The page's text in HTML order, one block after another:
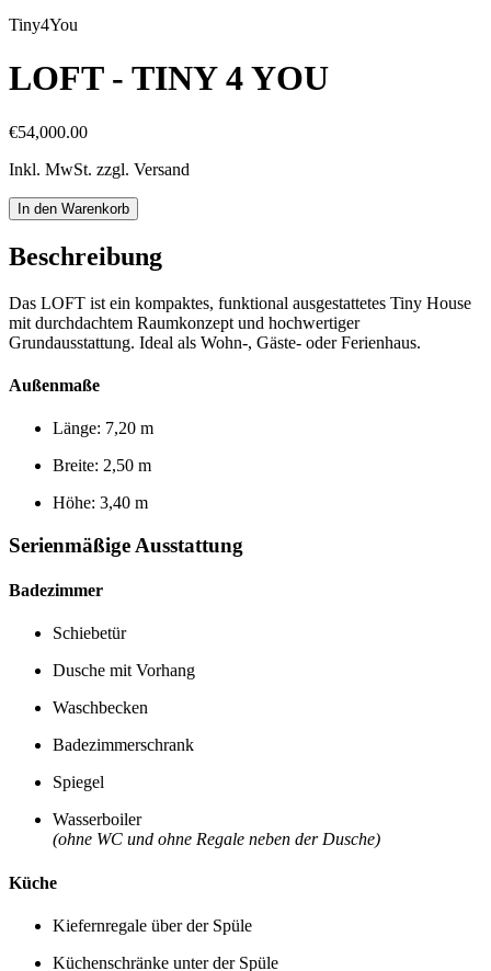
Tiny4You
LOFT - TINY 4 YOU
€54,000.00
Inkl. MwSt. zzgl. Versand
In den Warenkorb
Beschreibung
Das LOFT ist ein kompaktes, funktional ausgestattetes Tiny House
mit durchdachtem Raumkonzept und hochwertiger
Grundausstattung. Ideal als Wohn-, Gäste- oder Ferienhaus.
Außenmaße
Länge: 7,20 m
Breite: 2,50 m
Höhe: 3,40 m
Serienmäßige Ausstattung
Badezimmer
Schiebetür
Dusche mit Vorhang
Waschbecken
Badezimmerschrank
Spiegel
Wasserboiler
(ohne WC und ohne Regale neben der Dusche)
Küche
Kiefernregale über der Spüle
Küchenschränke unter der Spüle